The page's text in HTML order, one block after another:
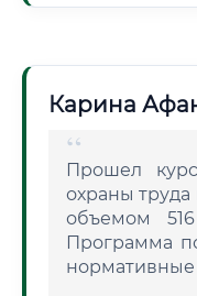
Карина
Прошел
охраны труда
объемом
Программа
нормативные